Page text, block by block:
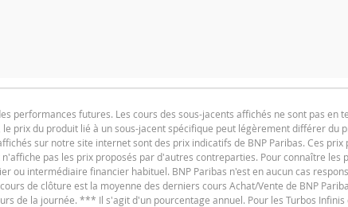
QUANTITÉ
1
SITUATION ACTUELLE
46,590
PDF
performances futures. Les cours des sous-jacents affichés ne sont pas en
prix du produit lié à un sous-jacent spécifique peut légèrement différer du
sur notre site internet sont des prix indicatifs de BNP Paribas. Ces
pas les prix proposés par d'autres contreparties. Pour connaître les
ou intermédiaire financier habituel. BNP Paribas n'est en aucun cas
de clôture est la moyenne des derniers cours Achat/Vente de BNP
de la journée. *** Il s'agit d'un pourcentage annuel. Pour les Turbos Infinis